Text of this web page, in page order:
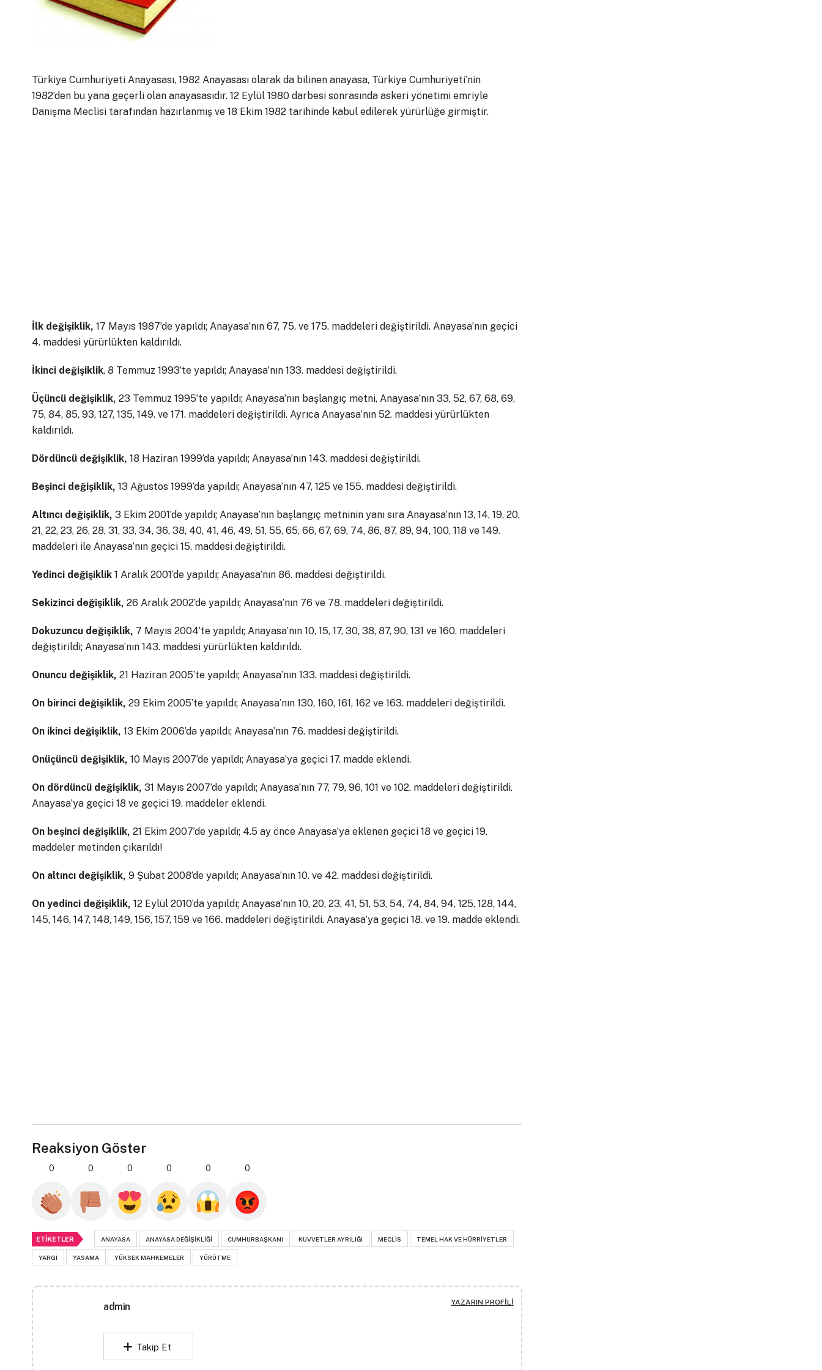
Türkiye Cumhuriyeti Anayasası, 1982 Anayasası olarak da bilinen anayasa, Türkiye Cumhuriyeti’nin
1982’den bu yana geçerli olan anayasasıdır. 12 Eylül 1980 darbesi sonrasında askeri yönetimi emriyle
Danışma Meclisi tarafından hazırlanmış ve 18 Ekim 1982 tarihinde kabul edilerek yürürlüğe girmiştir.
İlk değişiklik, 17 Mayıs 1987’de yapıldı; Anayasa’nın 67, 75. ve 175. maddeleri değiştirildi. Anayasa’nın geçici
4. maddesi yürürlükten kaldırıldı.
İkinci değişiklik, 8 Temmuz 1993’te yapıldı; Anayasa’nın 133. maddesi değiştirildi.
Üçüncü değişiklik, 23 Temmuz 1995’te yapıldı; Anayasa’nın başlangıç metni, Anayasa’nın 33, 52, 67, 68, 69,
75, 84, 85, 93, 127, 135, 149. ve 171. maddeleri değiştirildi. Ayrıca Anayasa’nın 52. maddesi yürürlükten
kaldırıldı.
Dördüncü değişiklik, 18 Haziran 1999’da yapıldı; Anayasa’nın 143. maddesi değiştirildi.
Beşinci değişiklik, 13 Ağustos 1999’da yapıldı; Anayasa’nın 47, 125 ve 155. maddesi değiştirildi.
Altıncı değişiklik, 3 Ekim 2001’de yapıldı; Anayasa’nın başlangıç metninin yanı sıra Anayasa’nın 13, 14, 19, 20,
21, 22, 23, 26, 28, 31, 33, 34, 36, 38, 40, 41, 46, 49, 51, 55, 65, 66, 67, 69, 74, 86, 87, 89, 94, 100, 118 ve 149.
maddeleri ile Anayasa’nın geçici 15. maddesi değiştirildi.
Yedinci değişiklik 1 Aralık 2001’de yapıldı; Anayasa’nın 86. maddesi değiştirildi.
Sekizinci değişiklik, 26 Aralık 2002’de yapıldı; Anayasa’nın 76 ve 78. maddeleri değiştirildi.
Dokuzuncu değişiklik, 7 Mayıs 2004’te yapıldı; Anayasa’nın 10, 15, 17, 30, 38, 87, 90, 131 ve 160. maddeleri
değiştirildi; Anayasa’nın 143. maddesi yürürlükten kaldırıldı.
Onuncu değişiklik, 21 Haziran 2005’te yapıldı; Anayasa’nın 133. maddesi değiştirildi.
On birinci değişiklik, 29 Ekim 2005’te yapıldı; Anayasa’nın 130, 160, 161, 162 ve 163. maddeleri değiştirildi.
On ikinci değişiklik, 13 Ekim 2006’da yapıldı; Anayasa’nın 76. maddesi değiştirildi.
Onüçüncü değişiklik, 10 Mayıs 2007’de yapıldı; Anayasa’ya geçici 17. madde eklendi.
On dördüncü değişiklik, 31 Mayıs 2007’de yapıldı; Anayasa’nın 77, 79, 96, 101 ve 102. maddeleri değiştirildi.
Anayasa’ya geçici 18 ve geçici 19. maddeler eklendi.
On beşinci değişiklik, 21 Ekim 2007’de yapıldı; 4.5 ay önce Anayasa’ya eklenen geçici 18 ve geçici 19.
maddeler metinden çıkarıldı!
On altıncı değişiklik, 9 Şubat 2008’de yapıldı; Anayasa’nın 10. ve 42. maddesi değiştirildi.
On yedinci değişiklik, 12 Eylül 2010’da yapıldı; Anayasa’nın 10, 20, 23, 41, 51, 53, 54, 74, 84, 94, 125, 128, 144,
145, 146, 147, 148, 149, 156, 157, 159 ve 166. maddeleri değiştirildi. Anayasa’ya geçici 18. ve 19. madde eklendi.
Reaksiyon Göster
0 0 0 0 0 0
ETIKETLER ANAYASA ANAYASA DEĞIŞIKLIĞI CUMHURBAŞKANI KUVVETLER AYRILIĞI MECLIS TEMEL HAK VE HÜRRIYETLER
YARGI YASAMA YÜKSEK MAHKEMELER YÜRÜTME
admin YAZARIN PROFILI
Takip Et